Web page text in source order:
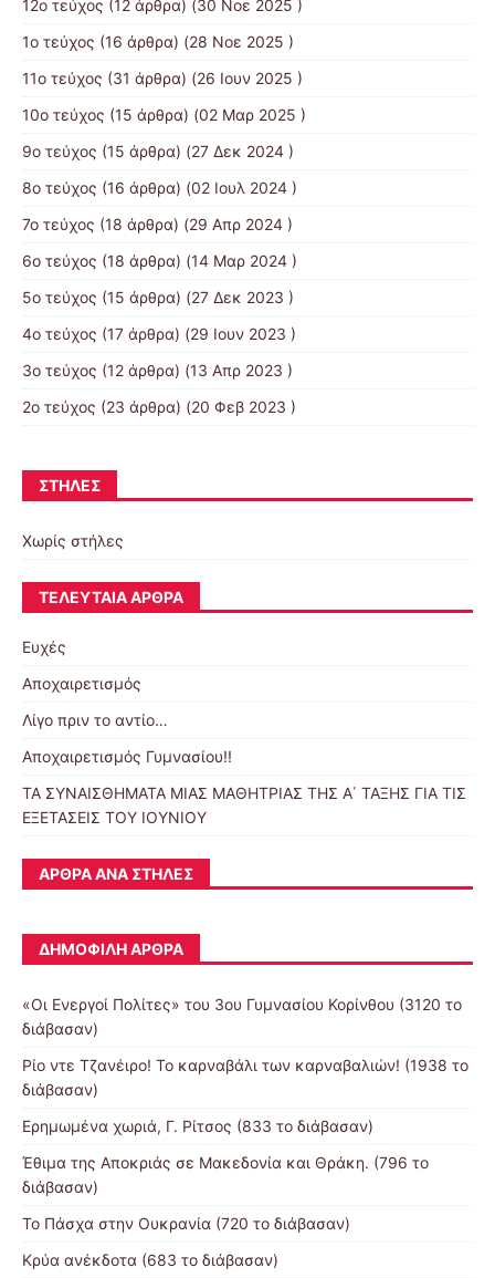
12ο τεύχος (12 άρθρα) (30 Νοε 2025 )
1ο τεύχος (16 άρθρα) (28 Νοε 2025 )
11ο τεύχος (31 άρθρα) (26 Ιουν 2025 )
10ο τεύχος (15 άρθρα) (02 Μαρ 2025 )
9ο τεύχος (15 άρθρα) (27 Δεκ 2024 )
8ο τεύχος (16 άρθρα) (02 Ιουλ 2024 )
7ο τεύχος (18 άρθρα) (29 Απρ 2024 )
6ο τεύχος (18 άρθρα) (14 Μαρ 2024 )
5ο τεύχος (15 άρθρα) (27 Δεκ 2023 )
4ο τεύχος (17 άρθρα) (29 Ιουν 2023 )
3ο τεύχος (12 άρθρα) (13 Απρ 2023 )
2ο τεύχος (23 άρθρα) (20 Φεβ 2023 )
ΣΤΉΛΕΣ
Χωρίς στήλες
ΤΕΛΕΥΤΑΊΑ ΆΡΘΡΑ
Ευχές
Αποχαιρετισμός
Λίγο πριν το αντίο…
Αποχαιρετισμός Γυμνασίου!!
ΤΑ ΣΥΝΑΙΣΘΗΜΑΤΑ ΜΙΑΣ ΜΑΘΗΤΡΙΑΣ ΤΗΣ Α΄ ΤΑΞΗΣ ΓΙΑ ΤΙΣ
ΕΞΕΤΑΣΕΙΣ ΤΟΥ ΙΟΥΝΙΟΥ
ΆΡΘΡΑ ΑΝΆ ΣΤΉΛΕΣ
ΔΗΜΟΦΙΛΉ ΆΡΘΡΑ
«Οι Ενεργοί Πολίτες» του 3ου Γυμνασίου Κορίνθου (3120 το
διάβασαν)
Ρίο ντε Τζανέιρο! Το καρναβάλι των καρναβαλιών! (1938 το
διάβασαν)
Ερημωμένα χωριά, Γ. Ρίτσος (833 το διάβασαν)
Έθιμα της Αποκριάς σε Μακεδονία και Θράκη. (796 το
διάβασαν)
Το Πάσχα στην Ουκρανία (720 το διάβασαν)
Κρύα ανέκδοτα (683 το διάβασαν)